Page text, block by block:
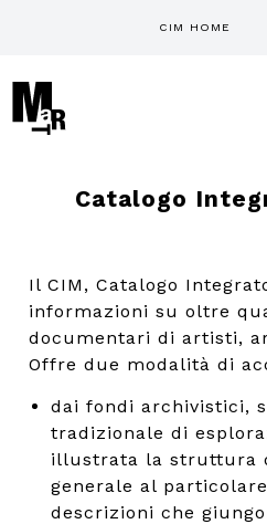
CIM HOME
Catalogo
Il CIM, Catalogo
informazioni su oltre
documentari di artisti,
Offre due modalità di
dai fondi archivistici,
tradizionale di
illustrata la struttura
generale al
descrizioni che